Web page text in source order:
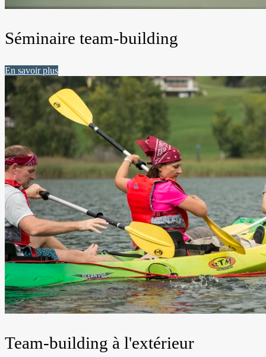
Séminaire team-building
En savoir plus
Team-building à l'extérieur